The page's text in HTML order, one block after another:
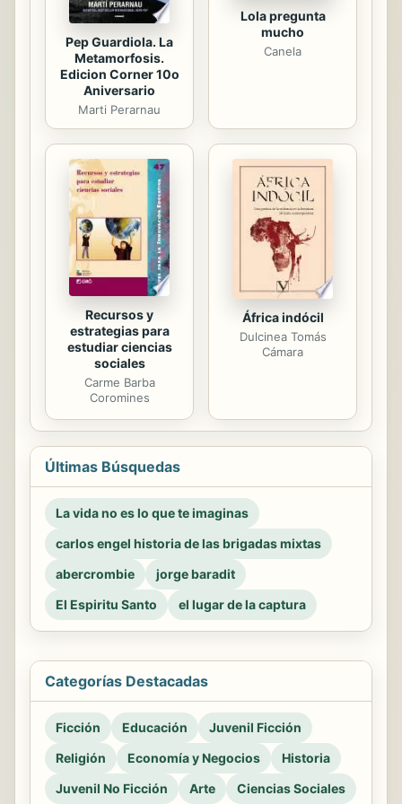
Pep Guardiola. La
Metamorfosis.
Edicion Corner 10o
Aniversario
Marti Perarnau
Lola pregunta
mucho
Canela
Recursos y
estrategias para
estudiar ciencias
sociales
Carme Barba
Coromines
África indócil
Dulcinea Tomás
Cámara
Últimas Búsquedas
La vida no es lo que te imaginas
carlos engel historia de las brigadas mixtas
abercrombie
jorge baradit
El Espiritu Santo
el lugar de la captura
Categorías Destacadas
Ficción Educación
Juvenil Ficción
Religión
Economía y Negocios
Historia
Juvenil No Ficción
Arte Ciencias Sociales